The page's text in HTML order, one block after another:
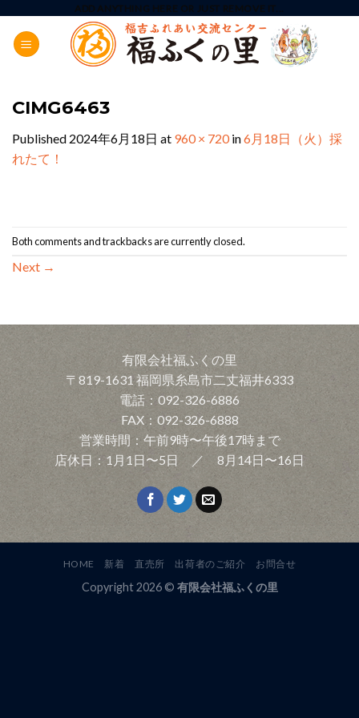
content
ADD ANYTHING HERE OR JUST REMOVE IT...
CIMG6463
Published 2024年6月18日 at 960 × 720in6月18日（火）採
れたて！
Both comments and trackbacks are currently closed.
Next →
有限会社福ふくの里
〒819-1631 福岡県糸島市二丈福井6333
電話：092-326-6886
FAX：092-326-6888
営業時間：午前9時〜午後17時まで
店休日：1月1日〜5日 ／ 8月14日〜16日
HOME 新着 直売所 出荷者のご紹介 お問合せ
Copyright 2026 © 有限会社福ふくの里